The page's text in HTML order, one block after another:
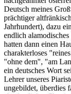
Deutsch meines
prächtiger
Jahrhundert), dazu
endlich
hatten dann einen
charakterloses
"ohne dem", "am
ein deutsches Wort
Lehrer unseres
ungebildet, überdies